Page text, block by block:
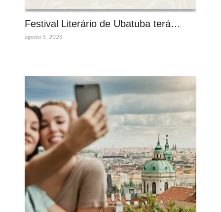
Festival Literário de Ubatuba terá…
agosto 5, 2026